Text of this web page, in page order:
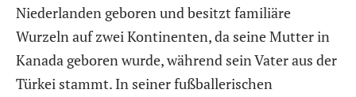
Niederlanden geboren und besitzt familiäre
Wurzeln auf zwei Kontinenten, da seine Mutter in
Kanada geboren wurde, während sein Vater aus der
Türkei stammt. In seiner fußballerischen